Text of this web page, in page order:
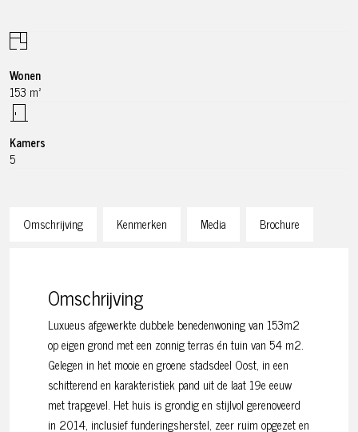
Omschrijving Kenmerken Media Brochure
Omschrijving
Luxueus afgewerkte dubbele benedenwoning van 153m2
op eigen grond met een zonnig terras én tuin van 54 m2.
Gelegen in het mooie en groene stadsdeel Oost, in een
schitterend en karakteristiek pand uit de laat 19e eeuw
met trapgevel. Het huis is grondig en stijlvol gerenoveerd
in 2014, inclusief funderingsherstel, zeer ruim opgezet en
Wonen
153 m²
Kamers
5